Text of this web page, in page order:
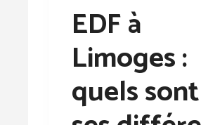
EDF à
Limoges :
quels sont